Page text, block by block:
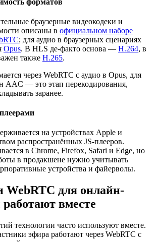
браузерные видеокодеки и
описаны в официальном наборе
; для аудио в браузерных сценариях
Opus. В HLS де-факто основа — H.264, в
также H.265.
через WebRTC с аудио в Opus, для
AAC — это этап перекодирования,
заранее.
на устройствах Apple и
распространённых JS‑плееров.
в Chrome, Firefox, Safari и Edge, но
в продакшене нужно учитывать
устройства и файерволы.
WebRTC для онлайн-
вместе
технологии часто используют вместе.
эфира работают через WebRTC с